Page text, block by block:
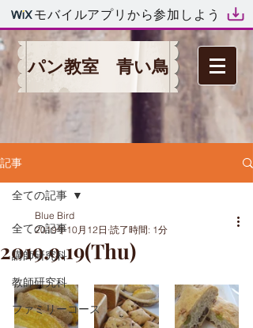
モバイルアプリから参加しよう
パン教室 青い鳥
記事
全ての記事
講師研究科
教師研究科
ファミリーコース
全ての記事
2019.9.19(Thu)
Blue Bird
2019年10月12日 読了時間: 1分